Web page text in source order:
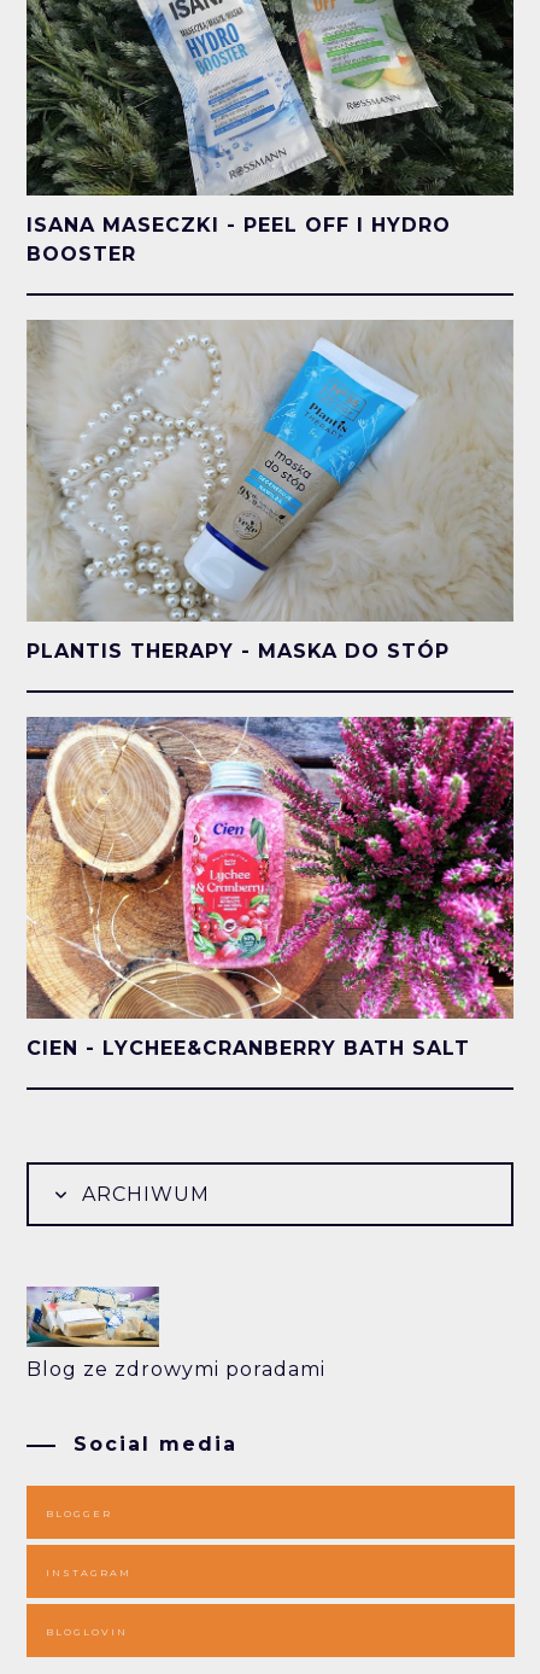
ISANA MASECZKI - PEEL OFF I HYDRO
BOOSTER
PLANTIS THERAPY - MASKA DO STÓP
CIEN - LYCHEE&CRANBERRY BATH SALT
ARCHIWUM
Blog ze zdrowymi poradami
Social media
BLOGGER
INSTAGRAM
BLOGLOVIN